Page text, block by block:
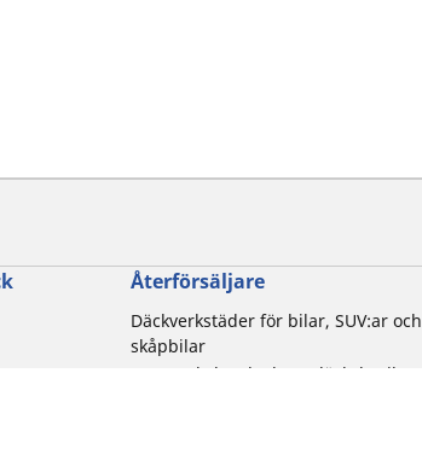
Återförsäljare
Däckverkstäder för bilar, SUV:ar och
skåpbilar
Motorcykel- och skoterdäcksbutiker